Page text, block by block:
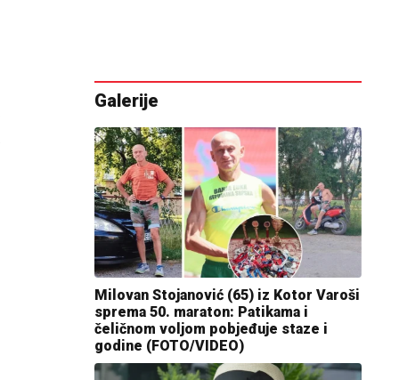
Galerije
Milovan Stojanović (65) iz Kotor Varoši
sprema 50. maraton: Patikama i
čeličnom voljom pobjeđuje staze i
godine (FOTO/VIDEO)